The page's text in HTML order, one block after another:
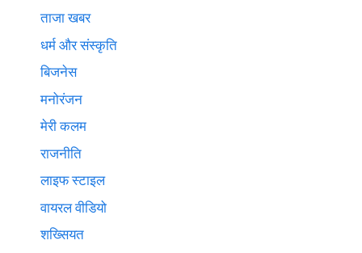
ताजा खबर
धर्म और संस्कृति
बिजनेस
मनोरंजन
मेरी कलम
राजनीति
लाइफ स्टाइल
वायरल वीडियो
शख्सियत